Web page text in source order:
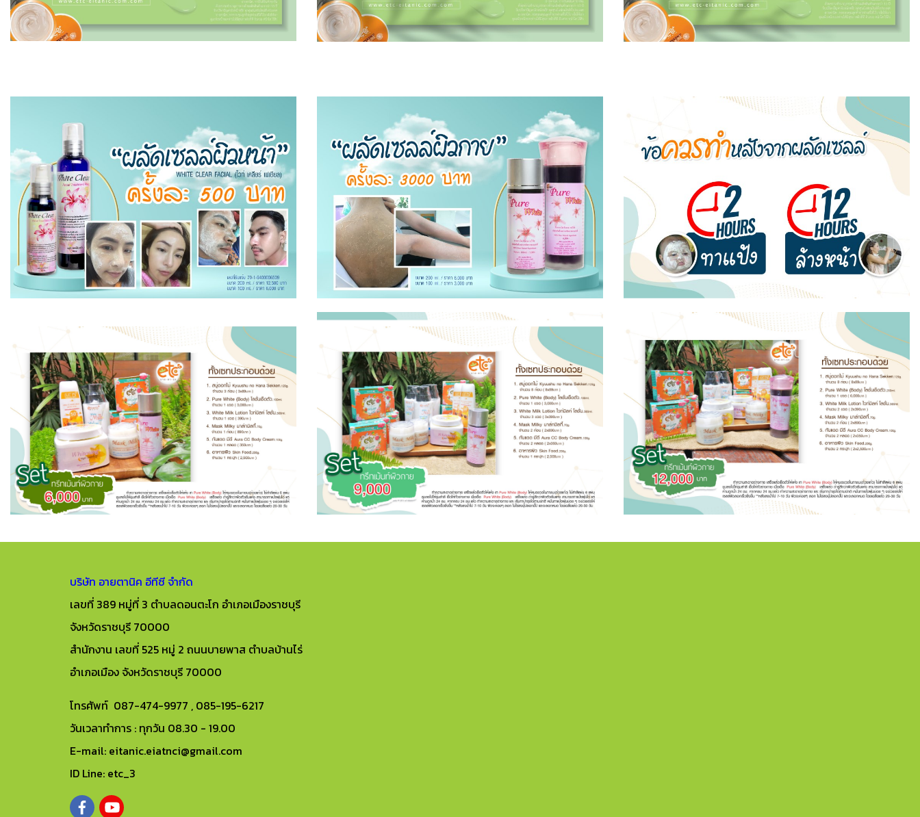
บริษัท อายตานิค อีทีซี จำกัด
เลขที่ 389 หมู่ที่ 3 ตำบลดอนตะโก อำเภอเมืองราชบุรี
จังหวัดราชบุรี 70000
สำนักงาน เลขที่ 525 หมู่ 2 ถนนบายพาส ตำบลบ้านไร่
อำเภอเมือง จังหวัดราชบุรี 70000
โทรศัพท์ 087-474-9977 , 085-195-6217
วันเวลาทำการ : ทุกวัน 08.30 - 19.00
E-mail: eitanic.eiatnci@gmail.com
ID Line: etc_3